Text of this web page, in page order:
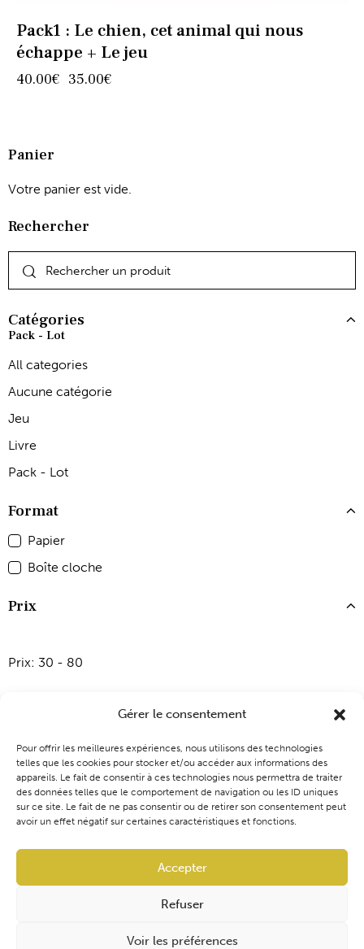
Gérer le consentement
Pour offrir les meilleures expériences, nous utilisons des technologies
telles que les cookies pour stocker et/ou accéder aux informations des
appareils. Le fait de consentir à ces technologies nous permettra de traiter
des données telles que le comportement de navigation ou les ID uniques
sur ce site. Le fait de ne pas consentir ou de retirer son consentement peut
avoir un effet négatif sur certaines caractéristiques et fonctions.
Accepter
Refuser
Voir les préférences
Pack1 : Le chien, cet animal qui nous
échappe + Le jeu
40.00€ 35.00€
Panier
Votre panier est vide.
Rechercher
Catégories
Pack - Lot
All categories
Aucune catégorie
Jeu
Livre
Pack - Lot
Format
Papier
Boîte cloche
Prix
Prix: 30 - 80
Coaching Événements Blog Boutique
Audrey Ventura | Cynoconsult